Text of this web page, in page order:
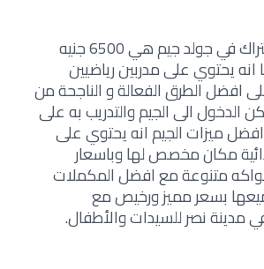
كما أن اسعار الاشتراك في جولد جيم هي 6500 جنيه
انه يحتوي على مدربين رياضيين
افضل الطرق الفعالة و الناجحة من
الدخول الى الجيم والتدريب به على
من افضل ميزات الجيم انه يحتوي على
مكان مخصص لها وباسعار
متنوعة مع افضل المكملات
بسعر مميز ورخيص مع
مدينة نصر للسيدات والأطفال.